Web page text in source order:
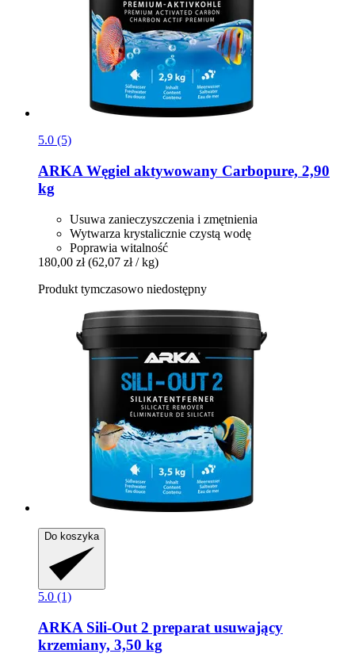
5.0 (5)
ARKA Węgiel aktywowany Carbopure, 2,90
kg
Usuwa zanieczyszczenia i zmętnienia
Wytwarza krystalicznie czystą wodę
Poprawia witalność
180,00 zł (62,07 zł / kg)
Produkt tymczasowo niedostępny
Do koszyka
5.0 (1)
ARKA Sili-​Out 2 preparat usuwający
krzemiany, 3,50 kg